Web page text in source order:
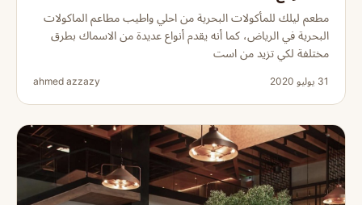
مطعم ليلك للمأكولات البحرية من احلي واطيب مطاعم الماكولات
البحرية في الرياض، كما أنه يقدم أنواع عديدة من الاسماك بطرق
مختلفة لكي تزيد من است
31 يوليو 2020 ahmed azzazy